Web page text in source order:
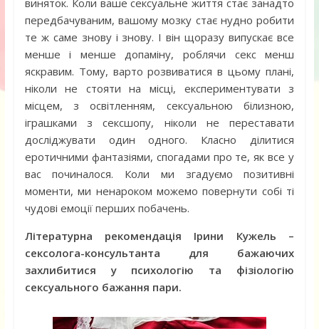
виняток. Коли ваше сексуальне життя стає занадто
передбачуваним, вашому мозку стає нудно робити
те ж саме знову і знову. І він щоразу випускає все
менше і менше допаміну, роблячи секс менш
яскравим. Тому, варто розвиватися в цьому плані,
ніколи не стояти на місці, експериментувати з
місцем, з освітленням, сексуальною білизною,
іграшками з сексшопу, ніколи не переставати
досліджувати один одного. Класно ділитися
еротичними фантазіями, спогадами про те, як все у
вас починалося. Коли ми згадуємо позитивні
моменти, ми ненароком можемо повернути собі ті
чудові емоції перших побачень.
Літературна рекомендація Ірини Кужель –
сексолога-консультанта для бажаючих
захлибитися у психологію та фізіологію
сексуального бажання пари.